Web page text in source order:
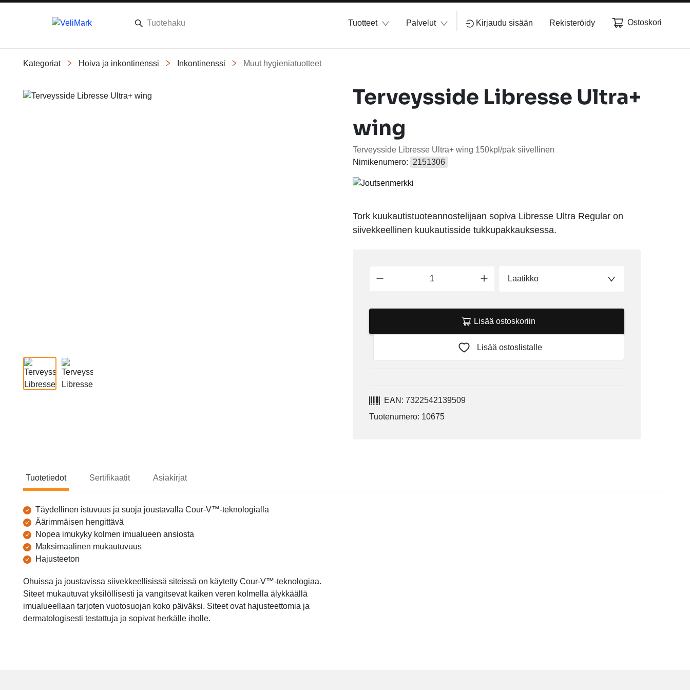
Tuotteet Palvelut Kirjaudu sisään Rekisteröidy Ostoskori
Kategoriat Hoiva ja inkontinenssi Inkontinenssi Muut hygieniatuotteet
Slide 1 of 2
Terveysside Libresse Ultra+
wing
Terveysside Libresse Ultra+ wing 150kpl/pak siivellinen
Nimikenumero:
2151306
Tork kuukautistuoteannostelijaan sopiva Libresse Ultra Regular on
siivekkeellinen kuukautisside tukkupakkauksessa.
Laatikko
Lisää ostoskoriin
Lisää ostoslistalle
EAN: 7322542139509
Tuotenumero: 10675
Tuotetiedot Sertifikaatit Asiakirjat
Tuotetiedot
Täydellinen istuvuus ja suoja joustavalla Cour-V™-teknologialla
Äärimmäisen hengittävä
Nopea imukyky kolmen imualueen ansiosta
Maksimaalinen mukautuvuus
Hajusteeton
Ohuissa ja joustavissa siivekkeellisissä siteissä on käytetty Cour-V™-teknologiaa.
Siteet mukautuvat yksilöllisesti ja vangitsevat kaiken veren kolmella älykkäällä
imualueellaan tarjoten vuotosuojan koko päiväksi. Siteet ovat hajusteettomia ja
dermatologisesti testattuja ja sopivat herkälle iholle.